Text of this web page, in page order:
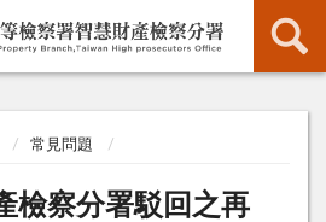
常見問題
檢察分署駁回之再